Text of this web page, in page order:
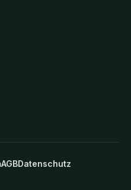
AGBDatenschutz